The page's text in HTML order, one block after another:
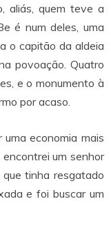
aliás, quem teve a
é num deles, uma
o capitão da aldeia
povoação. Quatro
e o monumento à
por acaso.
economia mais
um senhor
tinha resgatado
e foi buscar um